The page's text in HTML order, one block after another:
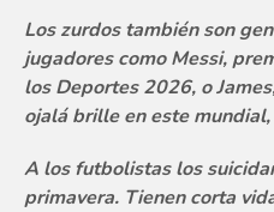
Los zurdos también son
jugadores como Messi,
los Deportes 2026, o
ojalá brille en este
A los futbolistas los
primavera. Tienen corta